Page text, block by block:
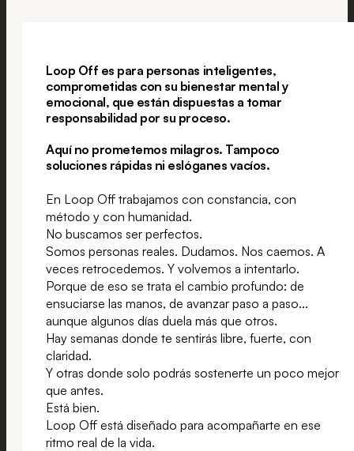
Loop Off es para personas inteligentes,
comprometidas con su bienestar mental y
emocional, que están dispuestas a tomar
responsabilidad por su proceso.
Aquí no prometemos milagros. Tampoco
soluciones rápidas ni eslóganes vacíos.
En Loop Off trabajamos con constancia, con
método y con humanidad.
No buscamos ser perfectos.
Somos personas reales. Dudamos. Nos caemos. A
veces retrocedemos. Y volvemos a intentarlo.
Porque de eso se trata el cambio profundo: de
ensuciarse las manos, de avanzar paso a paso...
aunque algunos días duela más que otros.
Hay semanas donde te sentirás libre, fuerte, con
claridad.
Y otras donde solo podrás sostenerte un poco mejor
que antes.
Está bien.
Loop Off está diseñado para acompañarte en ese
ritmo real de la vida.